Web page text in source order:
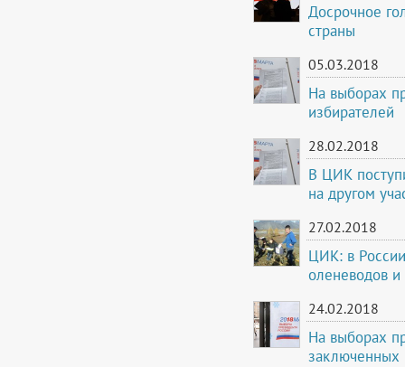
Досрочное
страны
05.03.2018
На выборах
избирателей
28.02.2018
В ЦИК
на другом
27.02.2018
ЦИК: в
оленеводов
24.02.2018
На выборах
заключенных